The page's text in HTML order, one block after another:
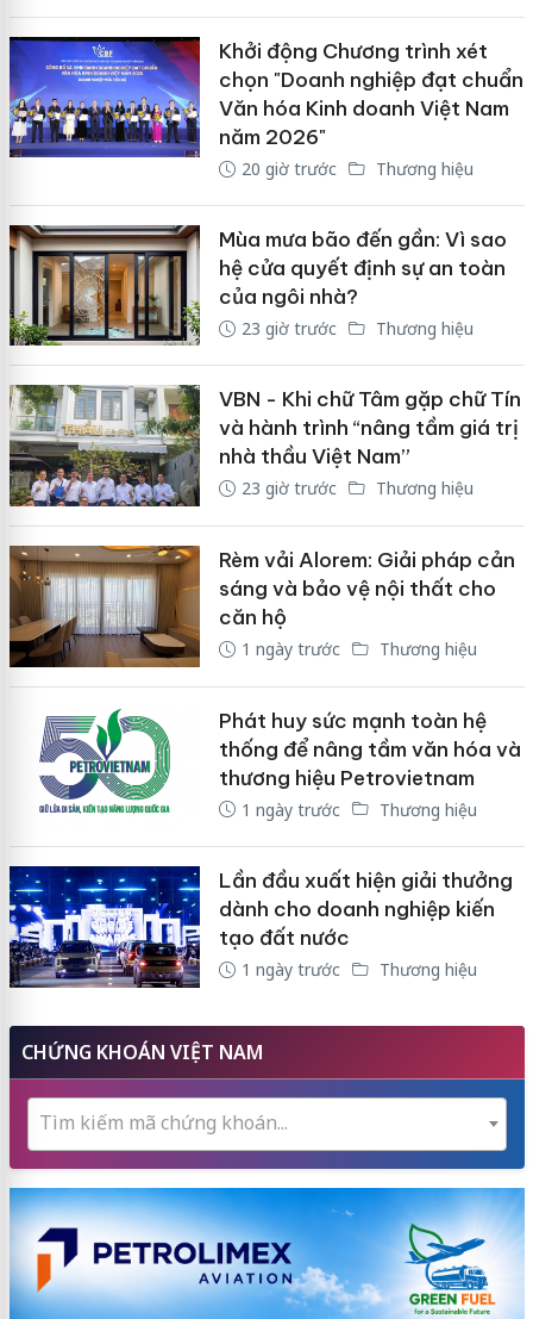
Khởi động Chương trình xét
chọn "Doanh nghiệp đạt chuẩn
Văn hóa Kinh doanh Việt Nam
năm 2026"
20 giờ trước Thương hiệu
Mùa mưa bão đến gần: Vì sao
hệ cửa quyết định sự an toàn
của ngôi nhà?
23 giờ trước Thương hiệu
VBN - Khi chữ Tâm gặp chữ Tín
và hành trình “nâng tầm giá trị
nhà thầu Việt Nam”
23 giờ trước Thương hiệu
Rèm vải Alorem: Giải pháp cản
sáng và bảo vệ nội thất cho
căn hộ
1 ngày trước Thương hiệu
Phát huy sức mạnh toàn hệ
thống để nâng tầm văn hóa và
thương hiệu Petrovietnam
1 ngày trước Thương hiệu
Lần đầu xuất hiện giải thưởng
dành cho doanh nghiệp kiến
tạo đất nước
1 ngày trước Thương hiệu
CHỨNG KHOÁN VIỆT NAM
Tìm kiếm mã chứng khoán...